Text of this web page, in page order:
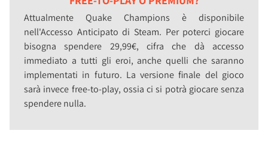
Attualmente Quake Champions è disponibile
nell'Accesso Anticipato di Steam. Per poterci giocare
bisogna spendere 29,99€, cifra che dà accesso
immediato a tutti gli eroi, anche quelli che saranno
implementati in futuro. La versione finale del gioco
sarà invece free-to-play, ossia ci si potrà giocare senza
spendere nulla.